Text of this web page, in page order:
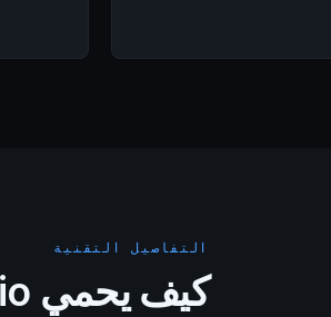
التفاصيل التقنية
كيف يحمي Panel Studio بياناتك